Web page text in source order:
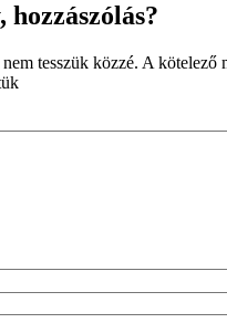
hozzászólás?
tesszük közzé. A kötelező